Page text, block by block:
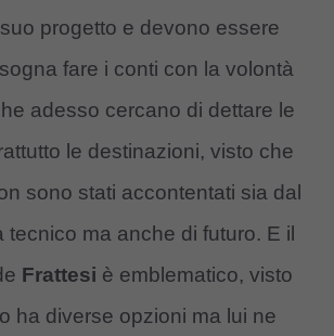
progetto e devono essere
fare i conti con la volontà
adesso cercano di dettare le
le destinazioni, visto che
sono stati accontentati sia dal
tecnico ma anche di futuro. E il
Frattesi è emblematico, visto
ha diverse opzioni ma lui ne